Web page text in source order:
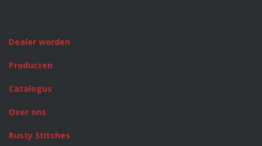
Dealer worden
Producten
Catalogus
Over ons
Rusty Stitches